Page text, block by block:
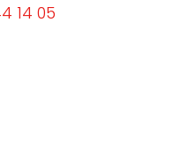
14 05